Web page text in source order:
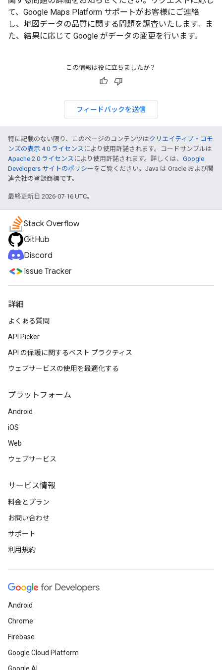
て、Google Maps Platform サポートがお客様にご連絡
し、地図データの品質に関する問題を調査いたします。ま
た、結果に応じて Google がデータの変更を行います。
この情報は役に立ちましたか？
フィードバックを送信
特に記載のない限り、このページのコンテンツはクリエイティブ・コモ
ンズの表示 4.0 ライセンス により使用許諾されます。コードサンプルは
Apache 2.0 ライセンス により使用許諾されます。詳しくは、 Google
Developers サイトのポリシー をご覧ください。Java は Oracle および関
連会社の登録商標です。
最終更新日 2026-07-16 UTC。
Stack Overflow
GitHub
Discord
Issue Tracker
詳細
よくある質問
API Picker
API の保護に関するベスト プラクティス
ウェブサービスの使用を最適化する
プラットフォーム
Android
iOS
Web
ウェブサービス
サービス情報
料金とプラン
お問い合わせ
サポート
利用規約
Android
Chrome
Firebase
Google Cloud Platform